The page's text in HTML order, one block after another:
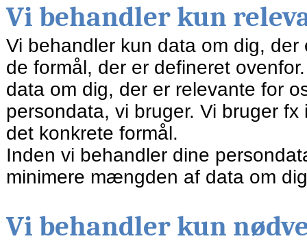
Vi behandler kun
Vi behandler kun data om dig,
de formål, der er defineret
data om dig, der er relevante for
persondata, vi bruger. Vi bruger
det konkrete formål.
Inden vi behandler dine
minimere mængden af data om
Vi behandler kun